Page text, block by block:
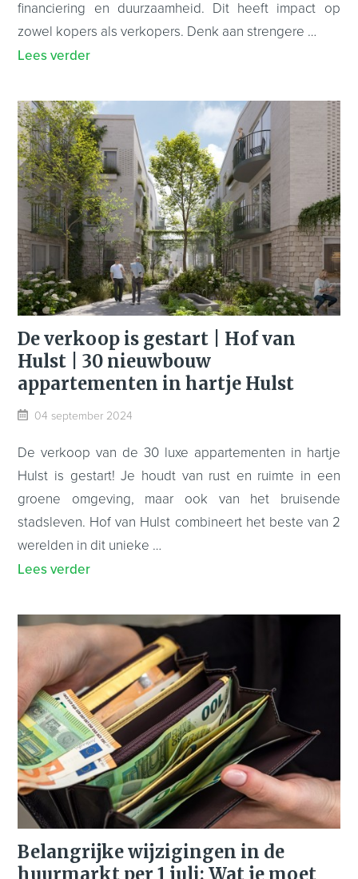
financiering en duurzaamheid. Dit heeft impact op
zowel kopers als verkopers. Denk aan strengere …
Lees verder
De verkoop is gestart | Hof van
Hulst | 30 nieuwbouw
appartementen in hartje Hulst
04 september 2024
De verkoop van de 30 luxe appartementen in hartje
Hulst is gestart! Je houdt van rust en ruimte in een
groene omgeving, maar ook van het bruisende
stadsleven. Hof van Hulst combineert het beste van 2
werelden in dit unieke …
Lees verder
Belangrijke wijzigingen in de
huurmarkt per 1 juli: Wat je moet